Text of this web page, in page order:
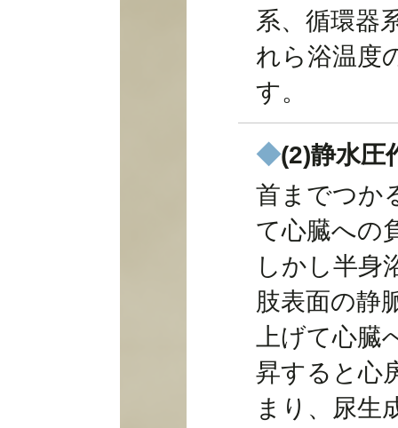
系、循環器
れら浴温度
す。
◆(2)静水圧
首までつか
て心臓への
しかし半身
肢表面の静
上げて心
昇すると心
まり、尿生